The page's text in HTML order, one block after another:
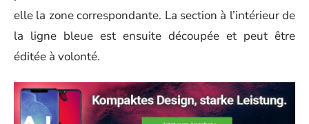
elle la zone correspondante. La section à l’intérieur de
la ligne bleue est ensuite découpée et peut être
éditée à volonté.